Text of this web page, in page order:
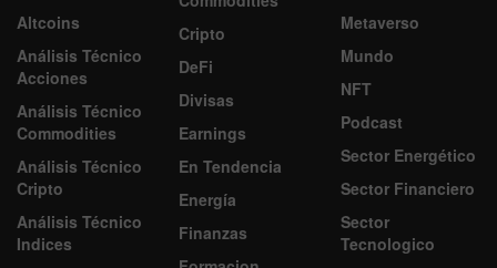
Altcoins
Análisis Técnico
Acciones
Análisis Técnico
Commodities
Análisis Técnico
Cripto
Análisis Técnico
Indices
Cripto
DeFi
Divisas
Earnings
En Tendencia
Energía
Finanzas
Metaverso
Mundo
NFT
Podcast
Sector Energético
Sector Financiero
Sector
Tecnologico